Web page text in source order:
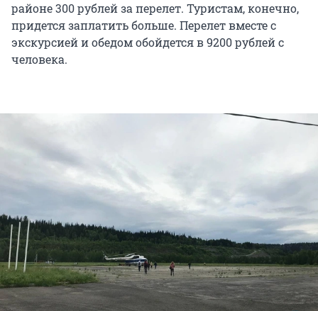
районе 300 рублей за перелет. Туристам, конечно,
придется заплатить больше. Перелет вместе с
экскурсией и обедом обойдется в 9200 рублей с
человека.